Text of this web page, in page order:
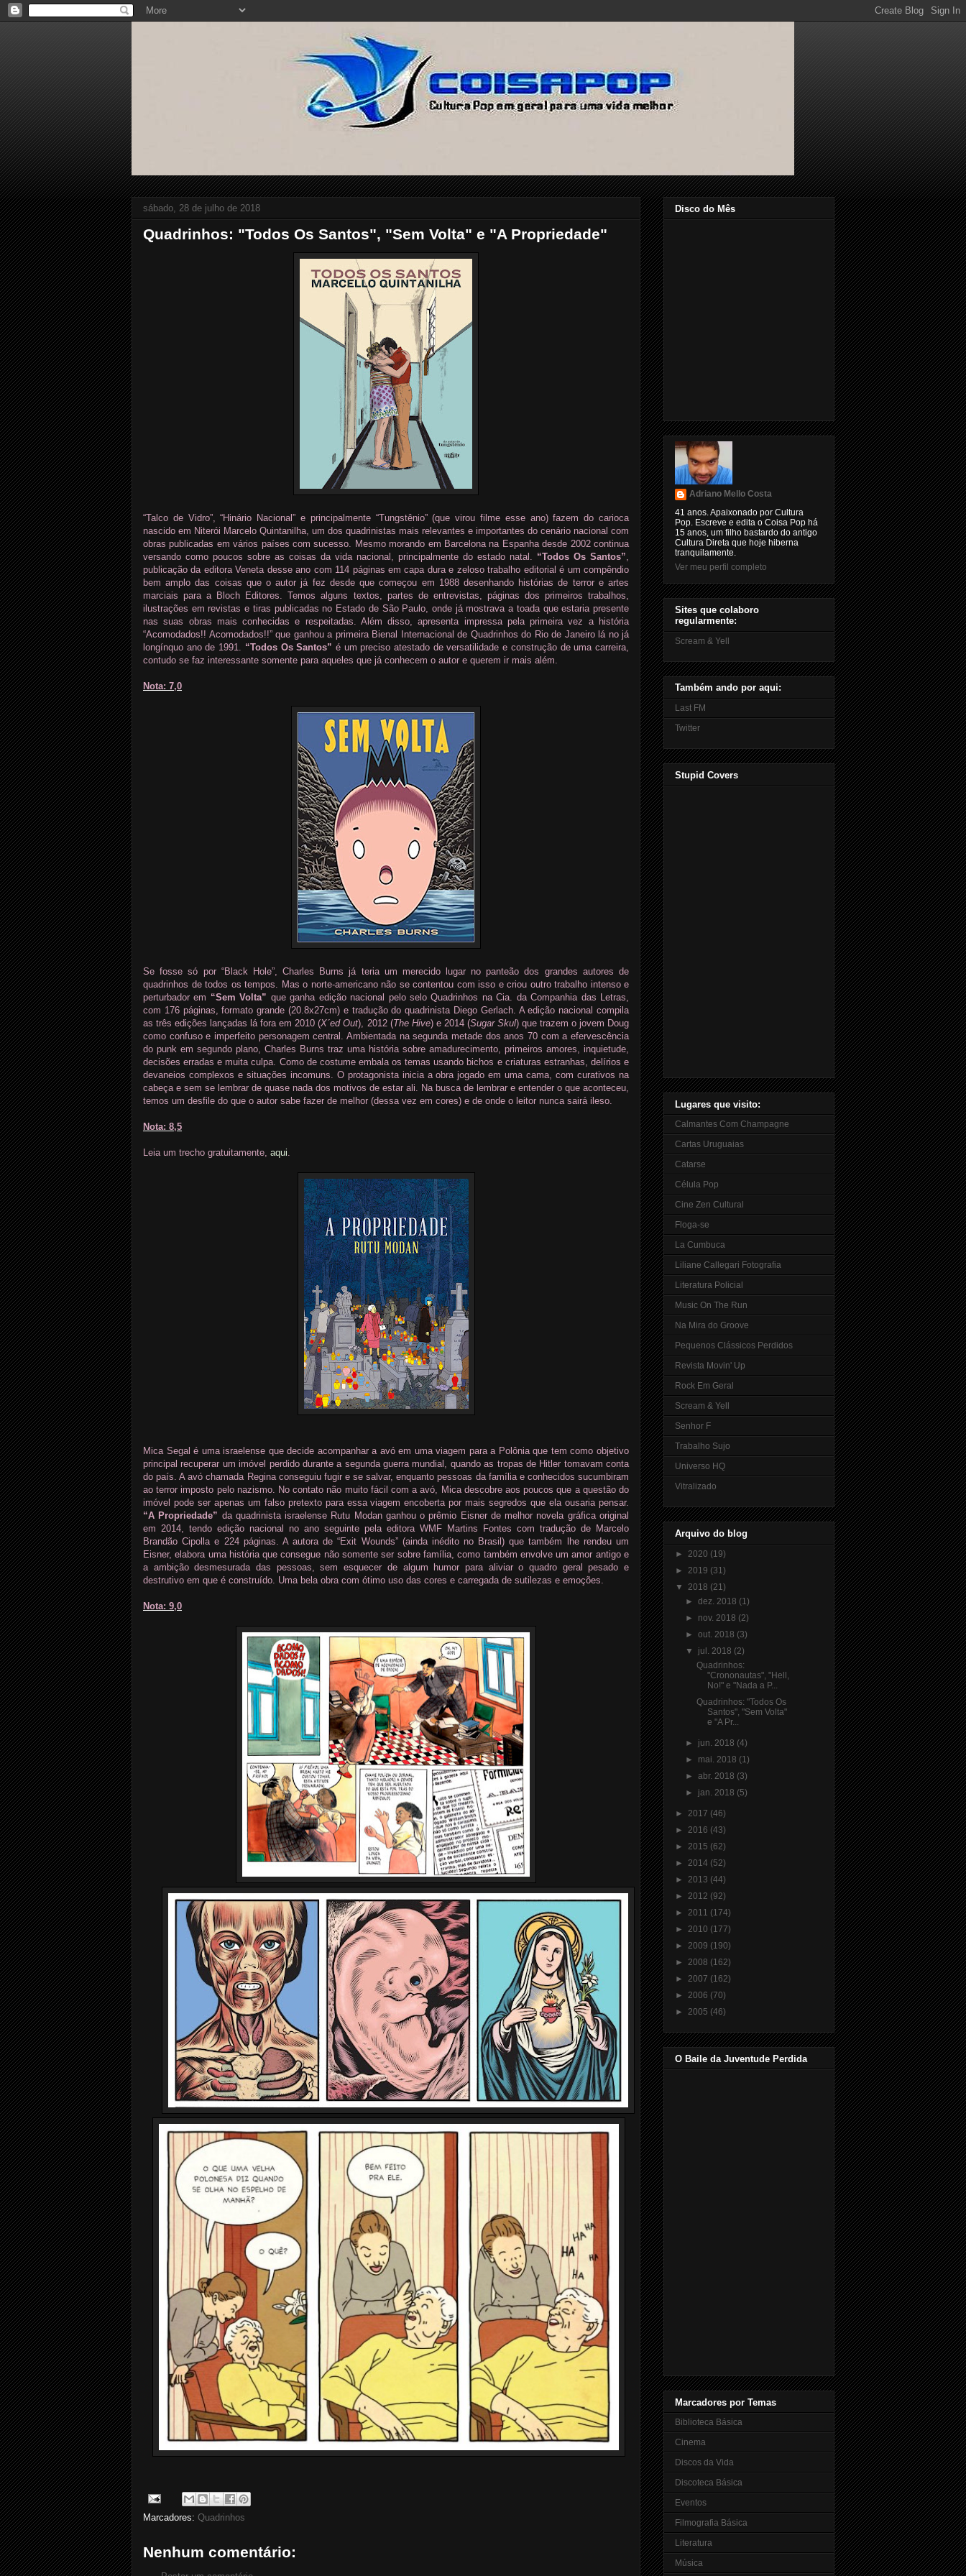
sábado, 28 de julho de 2018
Quadrinhos: "Todos Os Santos", "Sem Volta" e "A Propriedade"
“Talco de Vidro”, “Hinário Nacional” e principalmente “Tungstênio” (que virou filme esse ano) fazem do carioca
nascido em Niterói Marcelo Quintanilha, um dos quadrinistas mais relevantes e importantes do cenário nacional com
obras publicadas em vários países com sucesso. Mesmo morando em Barcelona na Espanha desde 2002 continua
versando como poucos sobre as coisas da vida nacional, principalmente do estado natal. “Todos Os Santos”,
publicação da editora Veneta desse ano com 114 páginas em capa dura e zeloso trabalho editorial é um compêndio
bem amplo das coisas que o autor já fez desde que começou em 1988 desenhando histórias de terror e artes
marciais para a Bloch Editores. Temos alguns textos, partes de entrevistas, páginas dos primeiros trabalhos,
ilustrações em revistas e tiras publicadas no Estado de São Paulo, onde já mostrava a toada que estaria presente
nas suas obras mais conhecidas e respeitadas. Além disso, apresenta impressa pela primeira vez a história
“Acomodados!! Acomodados!!” que ganhou a primeira Bienal Internacional de Quadrinhos do Rio de Janeiro lá no já
longínquo ano de 1991. “Todos Os Santos” é um preciso atestado de versatilidade e construção de uma carreira,
contudo se faz interessante somente para aqueles que já conhecem o autor e querem ir mais além.
Nota: 7,0
Se fosse só por “Black Hole”, Charles Burns já teria um merecido lugar no panteão dos grandes autores de
quadrinhos de todos os tempos. Mas o norte-americano não se contentou com isso e criou outro trabalho intenso e
perturbador em “Sem Volta” que ganha edição nacional pelo selo Quadrinhos na Cia. da Companhia das Letras,
com 176 páginas, formato grande (20.8x27cm) e tradução do quadrinista Diego Gerlach. A edição nacional compila
as três edições lançadas lá fora em 2010 (X´ed Out), 2012 (The Hive) e 2014 (Sugar Skul) que trazem o jovem Doug
como confuso e imperfeito personagem central. Ambientada na segunda metade dos anos 70 com a efervescência
do punk em segundo plano, Charles Burns traz uma história sobre amadurecimento, primeiros amores, inquietude,
decisões erradas e muita culpa. Como de costume embala os temas usando bichos e criaturas estranhas, delírios e
devaneios complexos e situações incomuns. O protagonista inicia a obra jogado em uma cama, com curativos na
cabeça e sem se lembrar de quase nada dos motivos de estar ali. Na busca de lembrar e entender o que aconteceu,
temos um desfile do que o autor sabe fazer de melhor (dessa vez em cores) e de onde o leitor nunca sairá ileso.
Nota: 8,5
Leia um trecho gratuitamente, aqui.
Mica Segal é uma israelense que decide acompanhar a avó em uma viagem para a Polônia que tem como objetivo
principal recuperar um imóvel perdido durante a segunda guerra mundial, quando as tropas de Hitler tomavam conta
do país. A avó chamada Regina conseguiu fugir e se salvar, enquanto pessoas da família e conhecidos sucumbiram
ao terror imposto pelo nazismo. No contato não muito fácil com a avó, Mica descobre aos poucos que a questão do
imóvel pode ser apenas um falso pretexto para essa viagem encoberta por mais segredos que ela ousaria pensar.
“A Propriedade” da quadrinista israelense Rutu Modan ganhou o prêmio Eisner de melhor novela gráfica original
em 2014, tendo edição nacional no ano seguinte pela editora WMF Martins Fontes com tradução de Marcelo
Brandão Cipolla e 224 páginas. A autora de “Exit Wounds” (ainda inédito no Brasil) que também lhe rendeu um
Eisner, elabora uma história que consegue não somente ser sobre família, como também envolve um amor antigo e
a ambição desmesurada das pessoas, sem esquecer de algum humor para aliviar o quadro geral pesado e
destrutivo em que é construído. Uma bela obra com ótimo uso das cores e carregada de sutilezas e emoções.
Nota: 9,0
Marcadores: Quadrinhos
Nenhum comentário:
Disco do Mês
Adriano Mello Costa
41 anos. Apaixonado por Cultura
Pop. Escreve e edita o Coisa Pop há
15 anos, um filho bastardo do antigo
Cultura Direta que hoje hiberna
tranquilamente.
Ver meu perfil completo
Sites que colaboro
regularmente:
Scream & Yell
Também ando por aqui:
Last FM
Twitter
Stupid Covers
Lugares que visito:
Calmantes Com Champagne
Cartas Uruguaias
Catarse
Célula Pop
Cine Zen Cultural
Floga-se
La Cumbuca
Liliane Callegari Fotografia
Literatura Policial
Music On The Run
Na Mira do Groove
Pequenos Clássicos Perdidos
Revista Movin' Up
Rock Em Geral
Scream & Yell
Senhor F
Trabalho Sujo
Universo HQ
Vitralizado
Arquivo do blog
► 2020 (19)
► 2019 (31)
▼ 2018 (21)
►dez. 2018 (1)
► nov. 2018 (2)
►out. 2018 (3)
▼ jul. 2018 (2)
Quadrinhos:
"Crononautas", "Hell,
No!" e "Nada a P...
Quadrinhos: "Todos Os
Santos", "Sem Volta"
e "A Pr...
► jun. 2018 (4)
► mai. 2018 (1)
►abr. 2018 (3)
► jan. 2018 (5)
► 2017 (46)
► 2016 (43)
► 2015 (62)
► 2014 (52)
► 2013 (44)
► 2012 (92)
► 2011 (174)
► 2010 (177)
► 2009 (190)
► 2008 (162)
► 2007 (162)
► 2006 (70)
► 2005 (46)
O Baile da Juventude Perdida
Marcadores por Temas
Biblioteca Básica
Cinema
Discos da Vida
Discoteca Básica
Eventos
Filmografia Básica
Literatura
Música